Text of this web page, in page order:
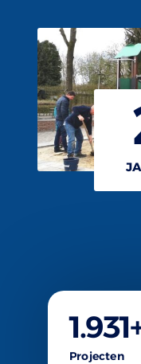
Projecten
1.931